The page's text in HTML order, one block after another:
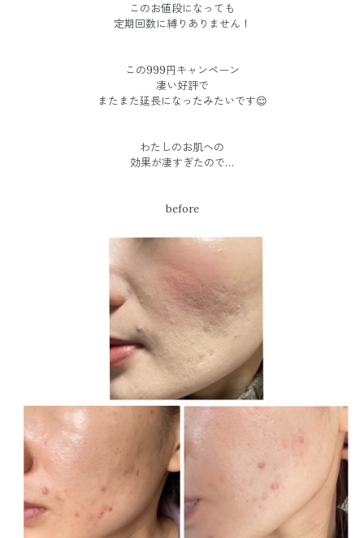
このお値段になっても
定期回数に縛りありません！
この999円キャンペーン
凄い好評で
またまた延長になったみたいです😌
わたしのお肌への
効果が凄すぎたので…
before